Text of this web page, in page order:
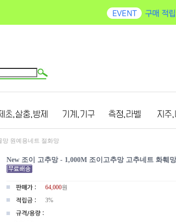
망 원예용네트 절화망
New 조이 고추망 - 1,000M 조이고추망 고추네트 화훼
64,000원
3%